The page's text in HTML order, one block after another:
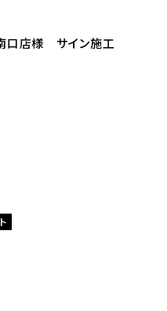
口店様 サイン施工